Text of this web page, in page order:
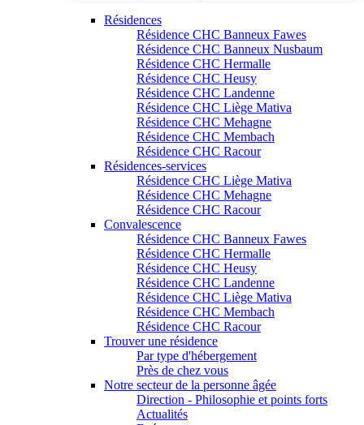
Résidences
Résidence CHC Banneux Fawes
Résidence CHC Banneux Nusbaum
Résidence CHC Hermalle
Résidence CHC Heusy
Résidence CHC Landenne
Résidence CHC Liège Mativa
Résidence CHC Mehagne
Résidence CHC Membach
Résidence CHC Racour
Résidences-services
Résidence CHC Liège Mativa
Résidence CHC Mehagne
Résidence CHC Racour
Convalescence
Résidence CHC Banneux Fawes
Résidence CHC Hermalle
Résidence CHC Heusy
Résidence CHC Landenne
Résidence CHC Liège Mativa
Résidence CHC Membach
Résidence CHC Racour
Trouver une résidence
Par type d'hébergement
Près de chez vous
Notre secteur de la personne âgée
Direction - Philosophie et points forts
Actualités